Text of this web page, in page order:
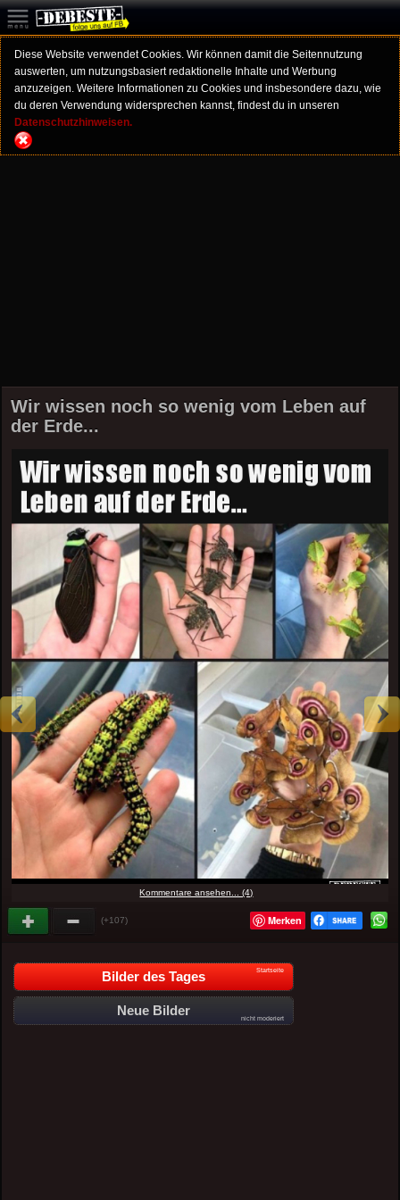
Diese Website verwendet Cookies. Wir können damit die Seitennutzung
auswerten, um nutzungsbasiert redaktionelle Inhalte und Werbung
anzuzeigen. Weitere Informationen zu Cookies und insbesondere dazu, wie
du deren Verwendung widersprechen kannst, findest du in unseren
Datenschutzhinweisen.
Wir wissen noch so wenig vom Leben auf
der Erde...
Kommentare ansehen... (4)
(+107) Merken
Bilder des Tages Startseite
Neue Bilder
nicht moderiert